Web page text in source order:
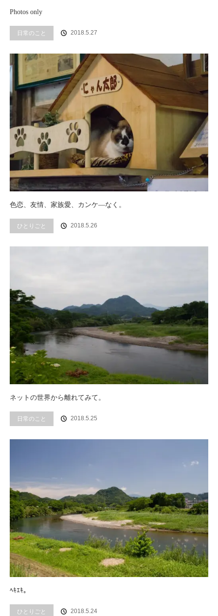
Photos only
日常のこと 2018.5.27
色恋、友情、家族愛、カンケ―なく。
ひとりごと 2018.5.26
ネットの世界から離れてみて。
日常のこと 2018.5.25
ﾍｷｴｷ。
ひとりごと 2018.5.24